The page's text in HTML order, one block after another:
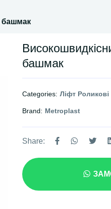
башмак
башмак
Categories: Ліфт Роликові
Brand: Metroplast
Share: